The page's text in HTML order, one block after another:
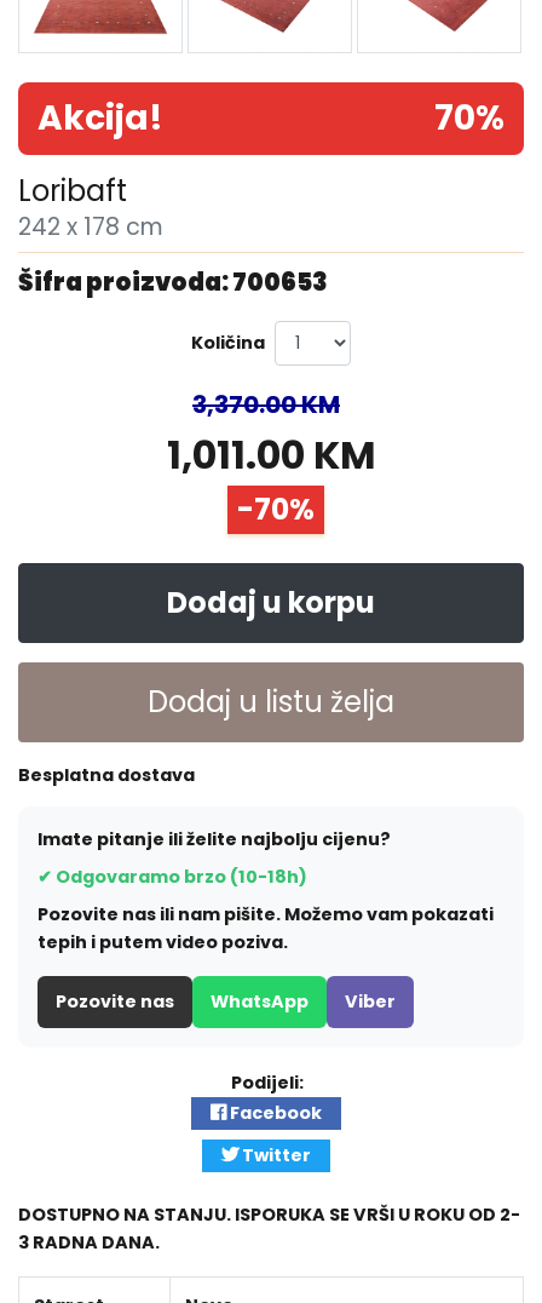
Akcija! 70%
Loribaft
242 x 178 cm
Šifra proizvoda: 700653
Količina
3,370.00 KM
1,011.00 KM
-70%
Dodaj u korpu
Dodaj u listu želja
Besplatna dostava
Imate pitanje ili želite najbolju cijenu?
✔ Odgovaramo brzo (10-18h)
Pozovite nas ili nam pišite. Možemo vam pokazati
tepih i putem video poziva.
Pozovite nas WhatsApp Viber
Podijeli:
Facebook
Twitter
DOSTUPNO NA STANJU. ISPORUKA SE VRŠI U ROKU OD 2-
3 RADNA DANA.